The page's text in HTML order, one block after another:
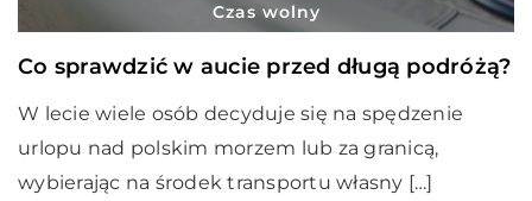
Czas wolny
Co sprawdzić w aucie przed długą podróżą?
W lecie wiele osób decyduje się na spędzenie
urlopu nad polskim morzem lub za granicą,
wybierając na środek transportu własny […]